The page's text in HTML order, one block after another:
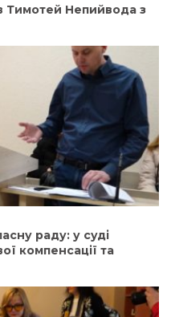
Тимотей Непийвода з
раду: у суді
компенсації та